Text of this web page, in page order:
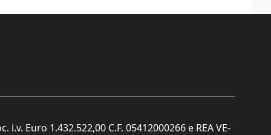
Euro 1.432.522,00 C.F. 05412000266 e REA VE-